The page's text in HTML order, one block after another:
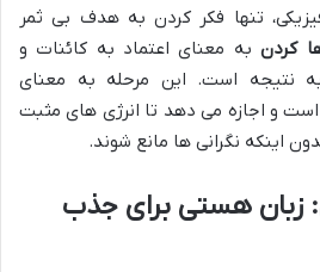
تنها فکر کردن به هدف بی ثمر
کردنبه معنای اعتماد به کائنات و
نتیجه است. این مرحله به معنای
و اجازه می دهد تا انرژی های مثبت
اینکه نگرانی ها مانع شوند.
زبان هستی برای جذب